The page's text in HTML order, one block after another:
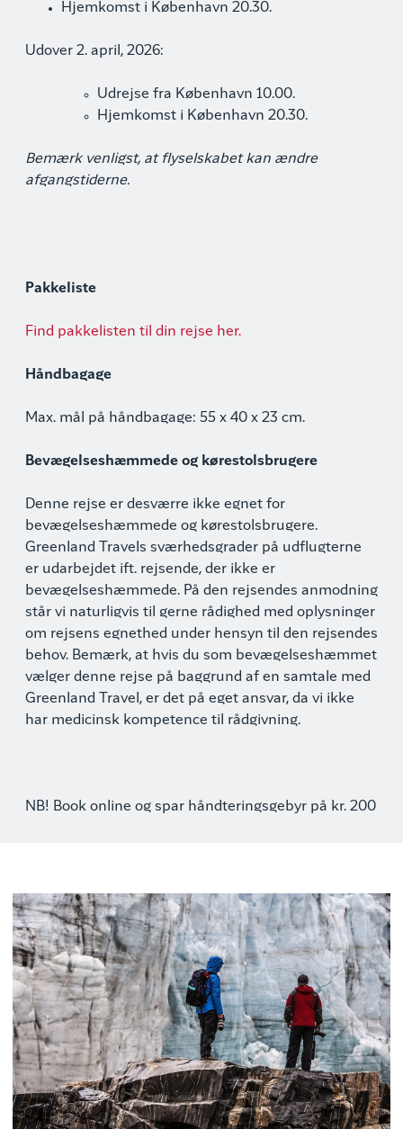
Hjemkomst i København 20.30.
Udover 2. april, 2026:
Udrejse fra København 10.00.
Hjemkomst i København 20.30.
Bemærk venligst, at flyselskabet kan ændre
afgangstiderne.
Pakkeliste
Find pakkelisten til din rejse her.
Håndbagage
Max. mål på håndbagage: 55 x 40 x 23 cm.
Bevægelseshæmmede og kørestolsbrugere
Denne rejse er desværre ikke egnet for
bevægelseshæmmede og kørestolsbrugere.
Greenland Travels sværhedsgrader på udflugterne
er udarbejdet ift. rejsende, der ikke er
bevægelseshæmmede. På den rejsendes anmodning
står vi naturligvis til gerne rådighed med oplysninger
om rejsens egnethed under hensyn til den rejsendes
behov. Bemærk, at hvis du som bevægelseshæmmet
vælger denne rejse på baggrund af en samtale med
Greenland Travel, er det på eget ansvar, da vi ikke
har medicinsk kompetence til rådgivning.
NB! Book online og spar håndteringsgebyr på kr. 200